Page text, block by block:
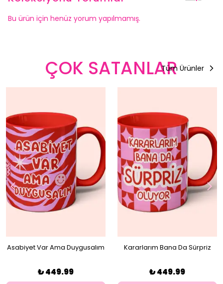
Bu ürün için henüz yorum yapılmamış.
ÇOK SATANLARTüm Ürünler
Asabiyet Var Ama Duygusalım
₺ 449.99
Kararlarım Bana Da Sürpriz
₺ 449.99